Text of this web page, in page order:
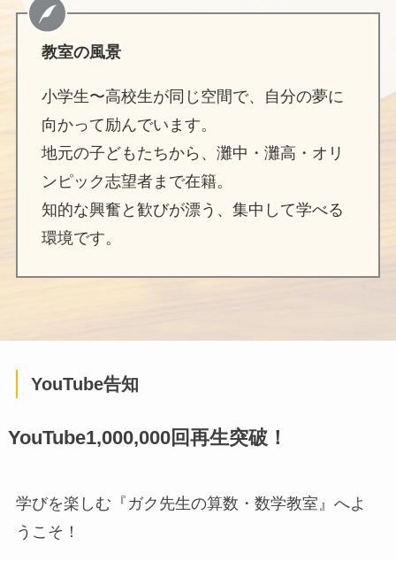
教室の風景
小学生〜高校生が同じ空間で、自分の夢に
向かって励んでいます。
地元の子どもたちから、灘中・灘高・オリ
ンピック志望者まで在籍。
知的な興奮と歓びが漂う、集中して学べる
環境です。
YouTube告知
YouTube1,000,000回再生突破！
学びを楽しむ『ガク先生の算数・数学教室』へよ
うこそ！